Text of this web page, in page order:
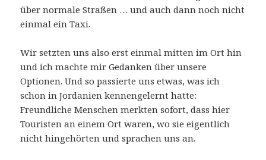
über normale Straßen … und auch dann noch nicht
einmal ein Taxi.
Wir setzten uns also erst einmal mitten im Ort hin
und ich machte mir Gedanken über unsere
Optionen. Und so passierte uns etwas, was ich
schon in Jordanien kennengelernt hatte:
Freundliche Menschen merkten sofort, dass hier
Touristen an einem Ort waren, wo sie eigentlich
nicht hingehörten und sprachen uns an.